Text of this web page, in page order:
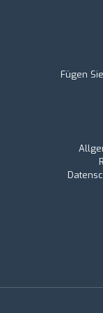
Fügen